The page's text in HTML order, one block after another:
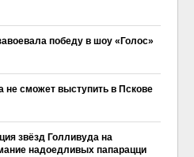
победу в шоу «Голос»
не сможет выступить в Пскове
звёзд Голливуда на
надоедливых папарацци